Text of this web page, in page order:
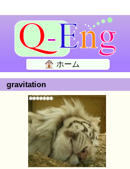
ホーム
gravitation